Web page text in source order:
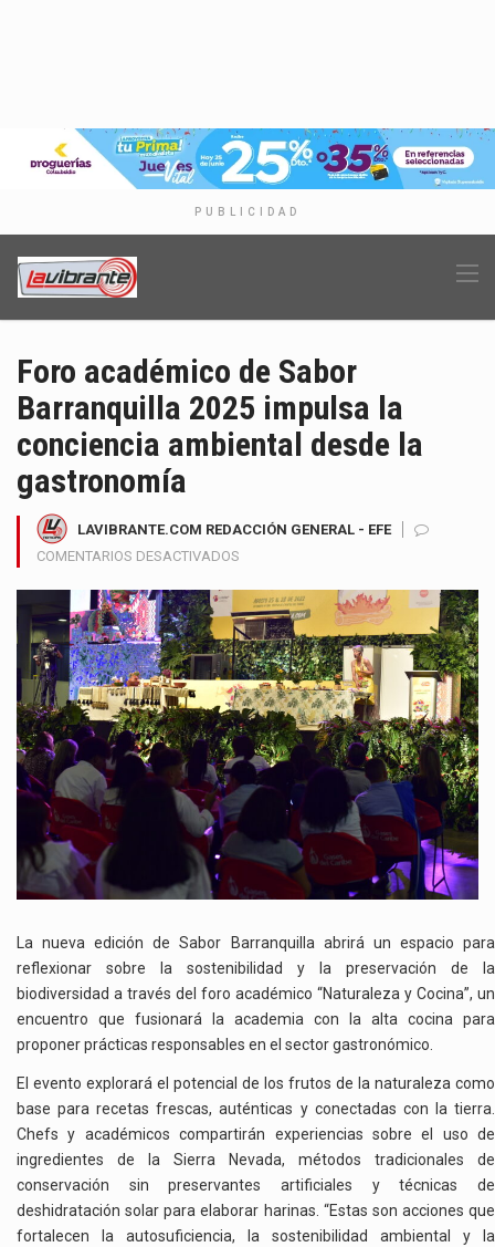
PUBLICIDAD
Foro académico de Sabor
Barranquilla 2025 impulsa la
conciencia ambiental desde la
gastronomía
LAVIBRANTE.COM REDACCIÓN GENERAL - EFE
COMENTARIOS DESACTIVADOS
ACADÉMICO
DE
SABOR
BARRANQUILLA
2025
IMPULSA
LA
CONCIENCIA
AMBIENTAL
DESDE
LA
GASTRONOMÍA
La nueva edición de Sabor Barranquilla abrirá un espacio para
reflexionar sobre la sostenibilidad y la preservación de la
biodiversidad a través del foro académico “Naturaleza y Cocina”, un
encuentro que fusionará la academia con la alta cocina para
proponer prácticas responsables en el sector gastronómico.
El evento explorará el potencial de los frutos de la naturaleza como
base para recetas frescas, auténticas y conectadas con la tierra.
Chefs y académicos compartirán experiencias sobre el uso de
ingredientes de la Sierra Nevada, métodos tradicionales de
conservación sin preservantes artificiales y técnicas de
deshidratación solar para elaborar harinas. “Estas son acciones que
fortalecen la autosuficiencia, la sostenibilidad ambiental y la